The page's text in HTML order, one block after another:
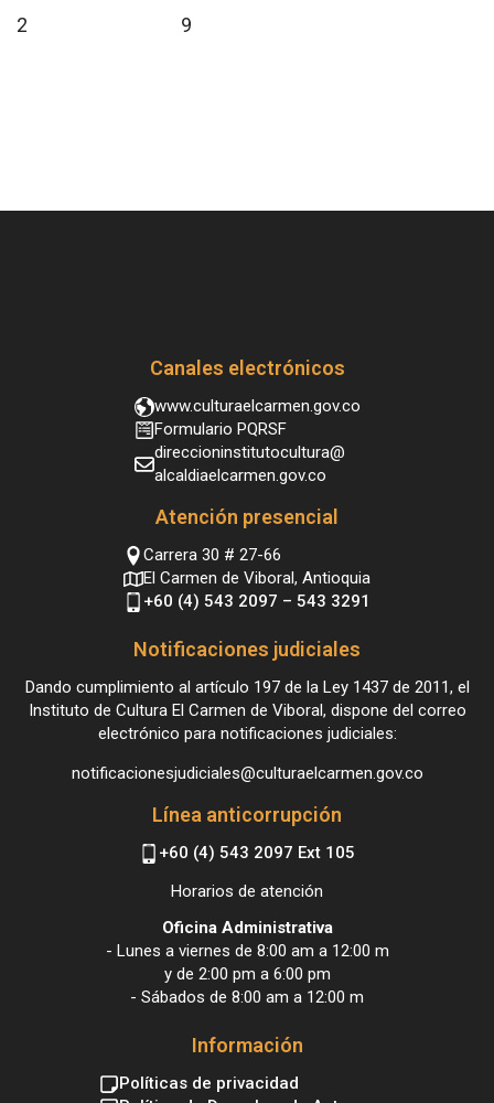
2 9
Canales electrónicos
www.culturaelcarmen.gov.co
Formulario PQRSF
direccioninstitutocultura@
alcaldiaelcarmen.gov.co
Atención presencial
Carrera 30 # 27-66
El Carmen de Viboral, Antioquia
+60 (4) 543 2097 – 543 3291
Notificaciones judiciales
Dando cumplimiento al artículo 197 de la Ley 1437 de 2011, el
Instituto de Cultura El Carmen de Viboral, dispone del correo
electrónico para notificaciones judiciales:
notificacionesjudiciales@culturaelcarmen.gov.co
Línea anticorrupción
+60 (4) 543 2097 Ext 105
Horarios de atención
Oficina Administrativa
- Lunes a viernes de 8:00 am a 12:00 m
y de 2:00 pm a 6:00 pm
- Sábados de 8:00 am a 12:00 m
Información
Políticas de privacidad